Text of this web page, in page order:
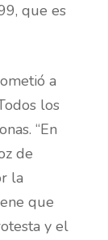
que es
a
los
“En
de
la
que
y el